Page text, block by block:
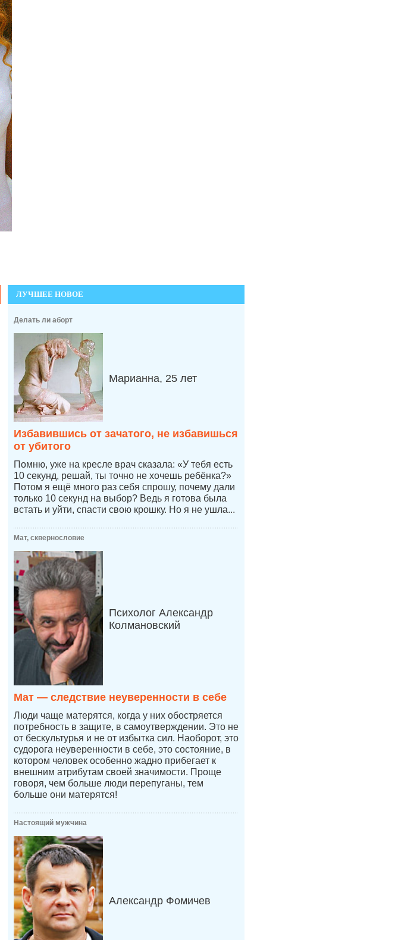
ЛУЧШЕЕ НОВОЕ
Делать ли аборт
Марианна, 25 лет
Избавившись от зачатого, не избавишься
от убитого
Помню, уже на кресле врач сказала: «У тебя есть
10 секунд, решай, ты точно не хочешь ребёнка?»
Потом я ещё много раз себя спрошу, почему дали
только 10 секунд на выбор? Ведь я готова была
встать и уйти, спасти свою крошку. Но я не ушла...
Мат, сквернословие
Психолог Александр
Колмановский
Мат — следствие неуверенности в себе
Люди чаще матерятся, когда у них обостряется
потребность в защите, в самоутверждении. Это не
от бескультурья и не от избытка сил. Наоборот, это
судорога неуверенности в себе, это состояние, в
котором человек особенно жадно прибегает к
внешним атрибутам своей значимости. Проще
говоря, чем больше люди перепуганы, тем
больше они матерятся!
Настоящий мужчина
Александр Фомичев